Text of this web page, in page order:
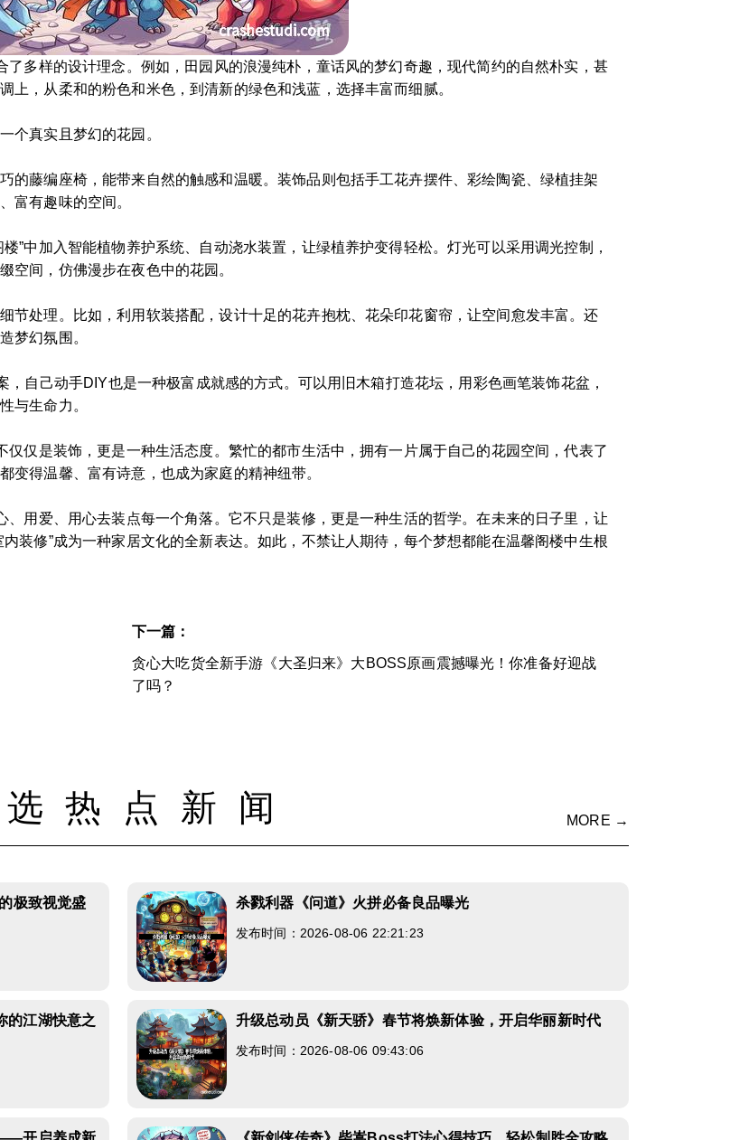
了多样的设计理念。例如，田园风的浪漫纯朴，童话风的梦幻奇趣，现代简约的自然朴实，甚
，从柔和的粉色和米色，到清新的绿色和浅蓝，选择丰富而细腻。
个真实且梦幻的花园。
的藤编座椅，能带来自然的触感和温暖。装饰品则包括手工花卉摆件、彩绘陶瓷、绿植挂架
富有趣味的空间。
”中加入智能植物养护系统、自动浇水装置，让绿植养护变得轻松。灯光可以采用调光控制，
空间，仿佛漫步在夜色中的花园。
节处理。比如，利用软装搭配，设计十足的花卉抱枕、花朵印花窗帘，让空间愈发丰富。还
梦幻氛围。
自己动手DIY也是一种极富成就感的方式。可以用旧木箱打造花坛，用彩色画笔装饰花盆，
与生命力。
仅仅是装饰，更是一种生活态度。繁忙的都市生活中，拥有一片属于自己的花园空间，代表了
变得温馨、富有诗意，也成为家庭的精神纽带。
、用爱、用心去装点每一个角落。它不只是装修，更是一种生活的哲学。在未来的日子里，让
装修”成为一种家居文化的全新表达。如此，不禁让人期待，每个梦想都能在温馨阁楼中生根
下一篇：
贪心大吃货全新手游《大圣归来》大BOSS原画震撼曝光！你准备好迎战
了吗？
热点新闻 MORE →
极致视觉盛
杀戮利器《问道》火拼必备良品曝光
发布时间：2026-08-06 22:21:23
的江湖快意之
升级总动员《新天骄》春节将焕新体验，开启华丽新时代
发布时间：2026-08-06 09:43:06